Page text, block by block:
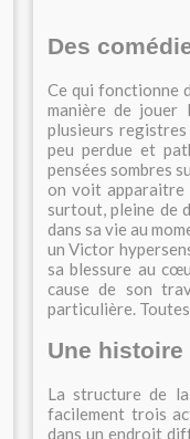
Des
Ce qui fonctionne
manière de jouer
plusieurs registres
peu perdue et
pensées sombres
on voit apparaitre
surtout, pleine de
dans sa vie au
un Victor
sa blessure au
cause de son
particulière.
Une
La structure de
facilement trois
dans un endroit